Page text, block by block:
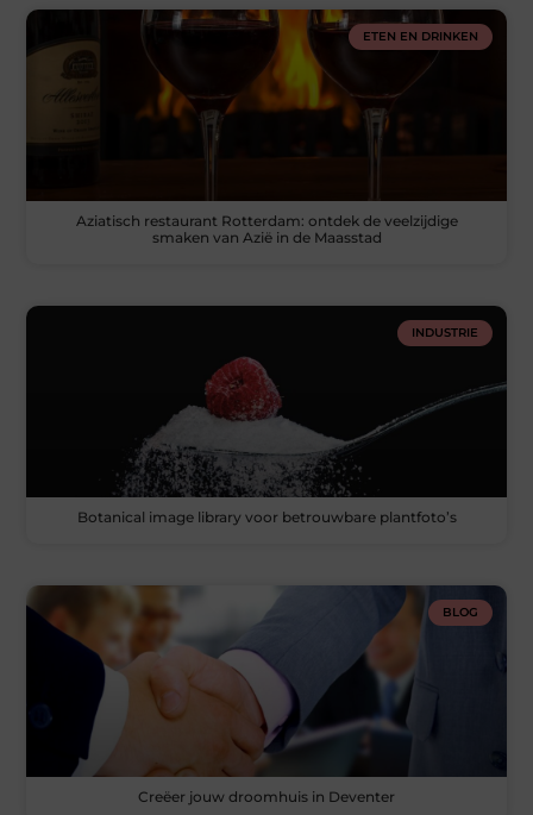
ETEN EN DRINKEN
Aziatisch restaurant Rotterdam: ontdek de veelzijdige
smaken van Azië in de Maasstad
INDUSTRIE
Botanical image library voor betrouwbare plantfoto’s
BLOG
Creëer jouw droomhuis in Deventer